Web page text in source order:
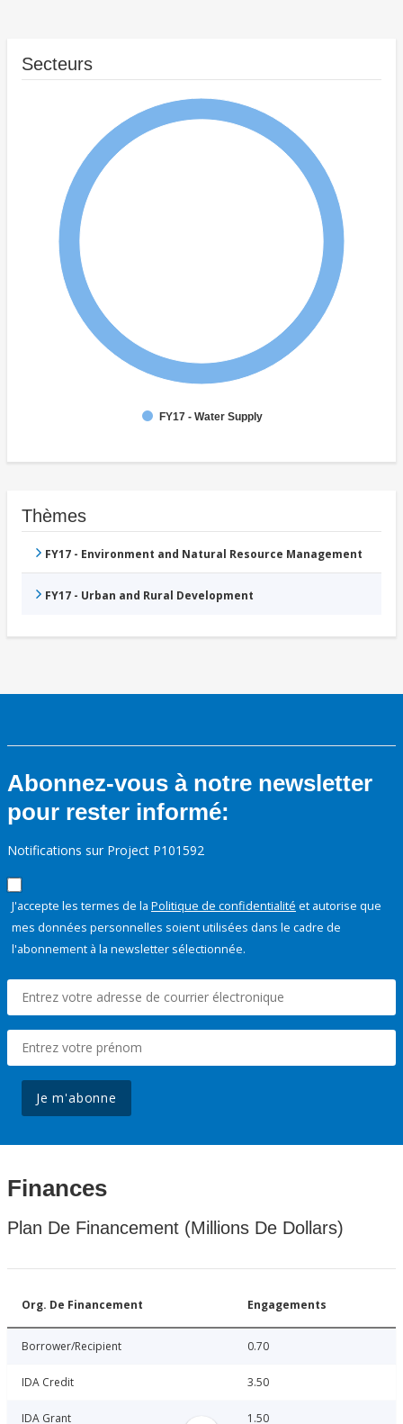
Secteurs
FY17 - Water Supply
Thèmes
FY17 - Environment and Natural Resource Management
FY17 - Urban and Rural Development
Abonnez-vous à notre newsletter
pour rester informé:
Notifications sur Project P101592
J'accepte les termes de la Politique de confidentialité et autorise que
mes données personnelles soient utilisées dans le cadre de
l'abonnement à la newsletter sélectionnée.
Je m'abonne
Finances
Plan De Financement (Millions De Dollars)
Org. De Financement Engagements
Borrower/Recipient 0.70
IDA Credit 3.50
IDA Grant 1.50